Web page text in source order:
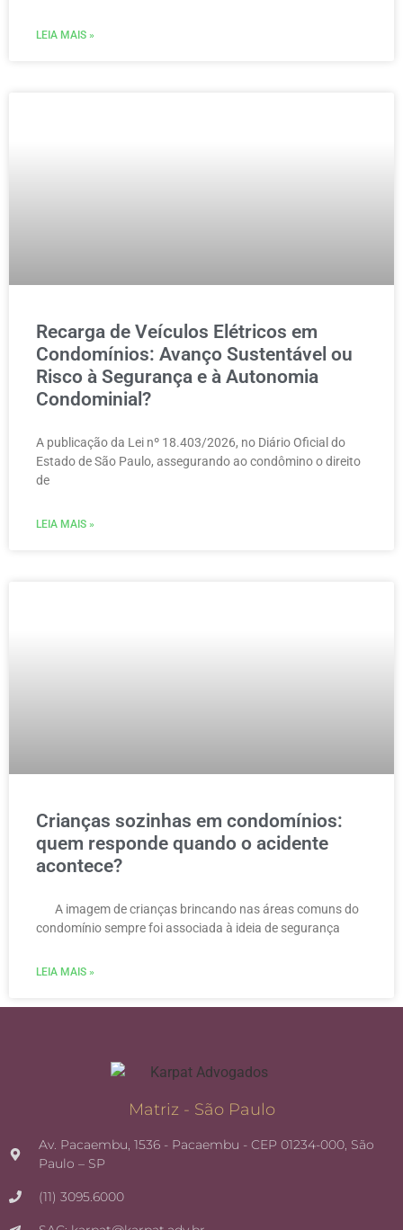
LEIA MAIS »
Recarga de Veículos Elétricos em
Condomínios: Avanço Sustentável ou
Risco à Segurança e à Autonomia
Condominial?
A publicação da Lei nº 18.403/2026, no Diário Oficial do
Estado de São Paulo, assegurando ao condômino o direito
de
LEIA MAIS »
Crianças sozinhas em condomínios:
quem responde quando o acidente
acontece?
A imagem de crianças brincando nas áreas comuns do
condomínio sempre foi associada à ideia de segurança
LEIA MAIS »
Matriz - São Paulo
Av. Pacaembu, 1536 - Pacaembu - CEP 01234-000, São
Paulo – SP
(11) 3095.6000